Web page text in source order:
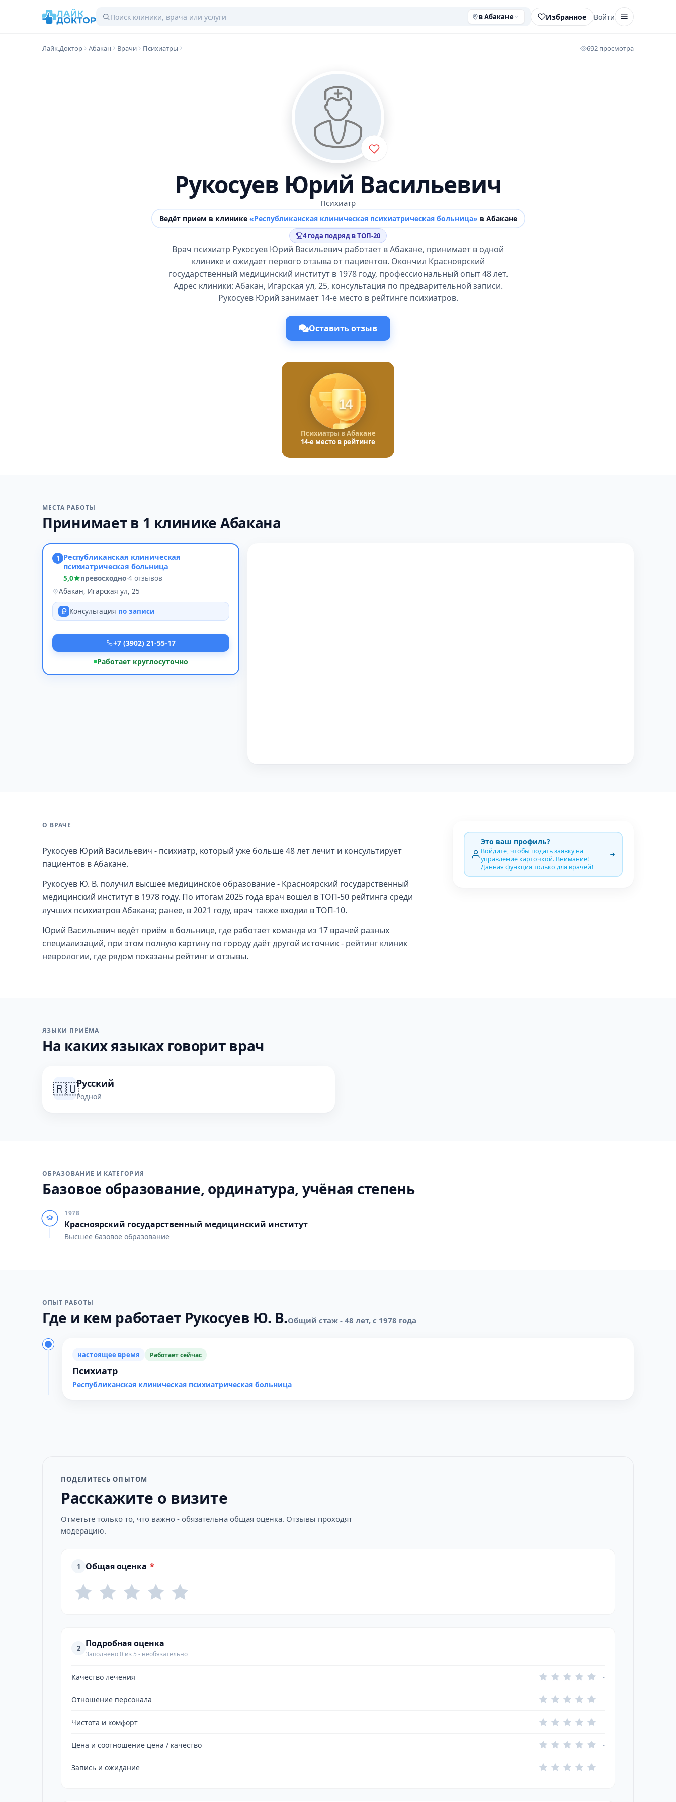
в Абакане Избранное Войти
Лайк.Доктор Абакан Врачи Психиатры 692 просмотра
Рукосуев Юрий Васильевич
Психиатр
Ведёт прием в клинике «Республиканская клиническая психиатрическая больница» в Абакане
4 года подряд в ТОП-20
Врач психиатр Рукосуев Юрий Васильевич работает в Абакане, принимает в одной
клинике и ожидает первого отзыва от пациентов. Окончил Красноярский
государственный медицинский институт в 1978 году, профессиональный опыт 48 лет.
Адрес клиники: Абакан, Игарская ул, 25, консультация по предварительной записи.
Рукосуев Юрий занимает 14-е место в рейтинге психиатров.
Оставить отзыв
14
Психиатры в Абакане
14-е место в рейтинге
МЕСТА РАБОТЫ
Принимает в 1 клинике Абакана
1 Республиканская клиническая
психиатрическая больница
5,0 превосходно·4 отзывов
Абакан, Игарская ул, 25
Консультация по записи
+7 (3902) 21-55-17
Работает круглосуточно
О ВРАЧЕ
Рукосуев Юрий Васильевич - психиатр, который уже больше 48 лет лечит и консультирует
пациентов в Абакане.
Рукосуев Ю. В. получил высшее медицинское образование - Красноярский государственный
медицинский институт в 1978 году. По итогам 2025 года врач вошёл в ТОП-50 рейтинга среди
лучших психиатров Абакана; ранее, в 2021 году, врач также входил в ТОП-10.
Юрий Васильевич ведёт приём в больнице, где работает команда из 17 врачей разных
специализаций, при этом полную картину по городу даёт другой источник - рейтинг клиник
неврологии, где рядом показаны рейтинг и отзывы.
Это ваш профиль?
Войдите, чтобы подать заявку на
управление карточкой. Внимание!
Данная функция только для врачей!
ЯЗЫКИ ПРИЁМА
На каких языках говорит врач
🇷🇺Русский
Родной
ОБРАЗОВАНИЕ И КАТЕГОРИЯ
Базовое образование, ординатура, учёная степень
1978
Красноярский государственный медицинский институт
Высшее базовое образование
ОПЫТ РАБОТЫ
Где и кем работает Рукосуев Ю. В.Общий стаж - 48 лет, с 1978 года
настоящее время Работает сейчас
Психиатр
Республиканская клиническая психиатрическая больница
ПОДЕЛИТЕСЬ ОПЫТОМ
Расскажите о визите
Отметьте только то, что важно - обязательна общая оценка. Отзывы проходят
модерацию.
1 Общая оценка *
2 Подробная оценка
Заполнено 0 из 5 - необязательно
Качество лечения -
Отношение персонала -
Чистота и комфорт -
Цена и соотношение цена / качество -
Запись и ожидание -